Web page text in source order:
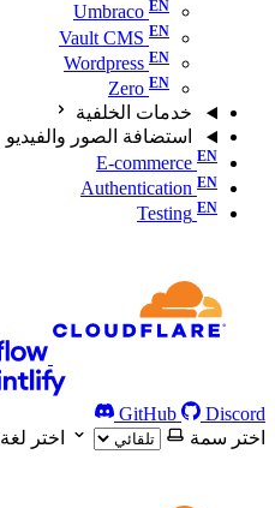
Umbraco
Vault CMS
Wordpress
Zero
خدمات الخلفية
استضافة الصور والفيديو
E-commerce
Authentication
Testing
GitHub
Discord
اختر سمة
اختر لغة